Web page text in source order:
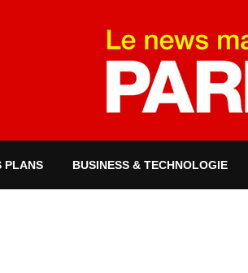
PLANS BUSINESS & TECHNOLOGIE